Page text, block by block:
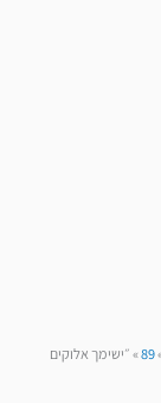
89
»״ישימך אלוקים